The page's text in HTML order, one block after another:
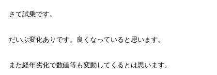
さて試乗です。
だいぶ変化ありです。良くなっていると思います。
また経年劣化で数値等も変動してくるとは思います。